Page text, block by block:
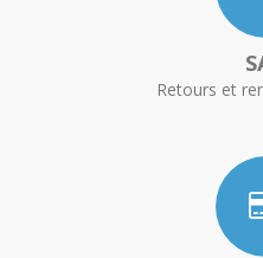
Retours et